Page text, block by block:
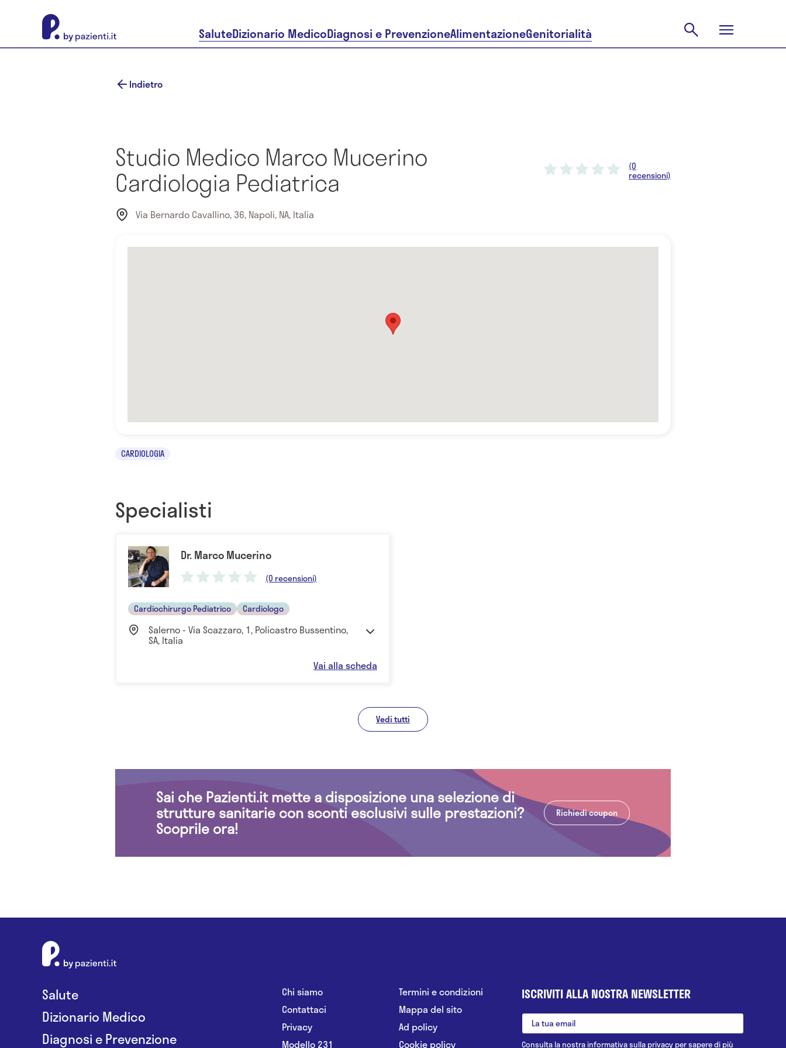
SaluteDizionario MedicoDiagnosi e PrevenzioneAlimentazioneGenitorialità
Indietro
Studio Medico Marco Mucerino
Cardiologia Pediatrica (0
recensioni)
Via Bernardo Cavallino, 36, Napoli, NA, Italia
CARDIOLOGIA
Specialisti
Dr. Marco Mucerino
(0 recensioni)
Cardiochirurgo Pediatrico Cardiologo
Salerno - Via Scazzaro, 1, Policastro Bussentino,
SA, Italia
Vai alla scheda
Vedi tutti
Sai che Pazienti.it mette a disposizione una selezione di
strutture sanitarie con sconti esclusivi sulle prestazioni?
Scoprile ora!
Richiedi coupon
Salute
Dizionario Medico
Diagnosi e Prevenzione
Chi siamo
Contattaci
Privacy
Modello 231
Termini e condizioni
Mappa del sito
Ad policy
Cookie policy
ISCRIVITI ALLA NOSTRA NEWSLETTER
Consulta la nostrainformativa sulla privacy per sapere di più